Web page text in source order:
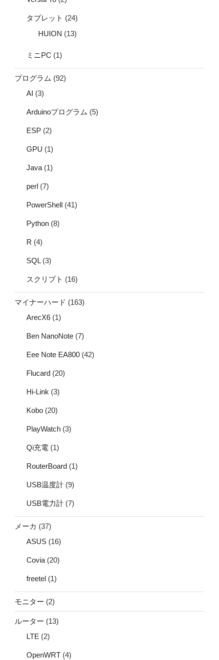
タブレット (24)
HUION (13)
ミニPC (1)
プログラム (92)
AI (3)
Arduinoプログラム (5)
ESP (2)
GPU (1)
Java (1)
perl (7)
PowerShell (41)
Python (8)
R (4)
SQL(3)
スクリプト (16)
マイナーハード (163)
ArecX6 (1)
Ben NanoNote (7)
Eee Note EA800 (42)
Flucard (20)
Hi-Link (3)
Kobo (20)
PlayWatch (3)
Qi充電 (1)
RouterBoard (1)
USB温度計 (9)
USB電力計 (7)
メーカ (37)
ASUS (16)
Covia (20)
freetel (1)
モニター (2)
ルーター (13)
LTE (2)
OpenWRT (4)